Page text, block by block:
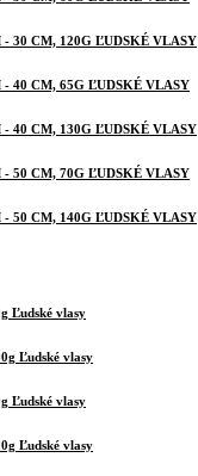
30 CM, 120G ĽUDSKÉ VLASY
40 CM, 65G ĽUDSKÉ VLASY
40 CM, 130G ĽUDSKÉ VLASY
50 CM, 70G ĽUDSKÉ VLASY
50 CM, 140G ĽUDSKÉ VLASY
Ľudské vlasy
Ľudské vlasy
Ľudské vlasy
Ľudské vlasy